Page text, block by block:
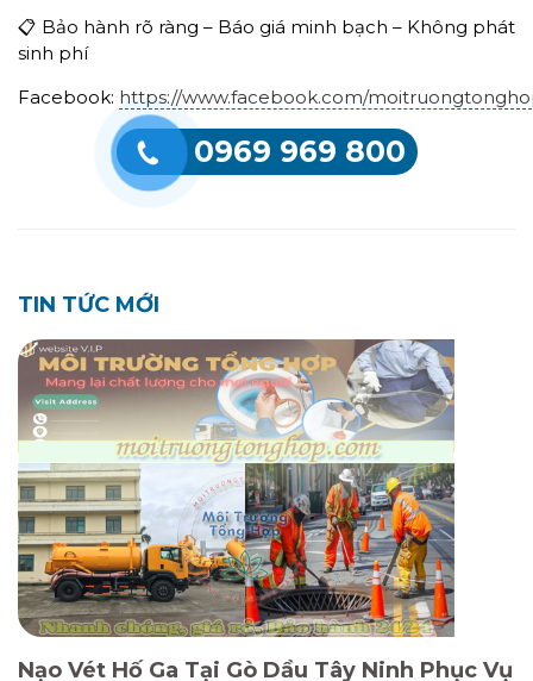
📋 Bảo hành rõ ràng – Báo giá minh bạch – Không phát
sinh phí
Facebook: https://www.facebook.com/
0969 969 800
TIN TỨC MỚI
Nạo Vét Hố Ga Tại Gò Dầu Tây Ninh Phục Vụ